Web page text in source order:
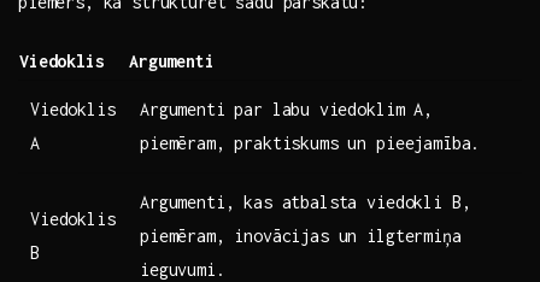
Viedoklis Argumenti
Viedoklis
A
Argumenti par labu⁢ viedoklim A,
piemēram, praktiskums un pieejamība.
Viedoklis
B
Argumenti, kas atbalsta viedokli B,
piemēram, inovācijas un ilgtermiņa
ieguvumi.